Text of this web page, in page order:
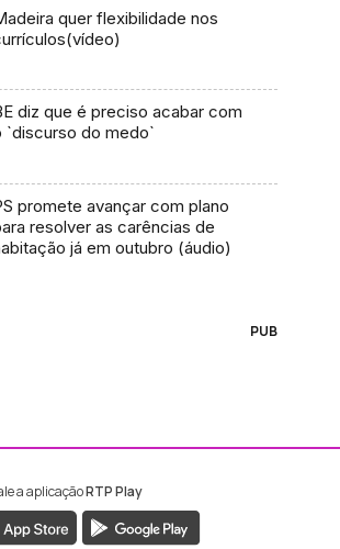
quer flexibilidade nos
diz que é preciso acabar com
`discurso do medo`
promete avançar com plano
resolver as carências de
já em outubro (áudio)
PUB
Madeira
Madeira
a aplicaçãoRTP Play